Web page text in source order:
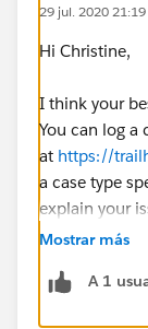
29 jul. 2020 21:19
Hi Christine,
I think your
You can log a
at https://
a case type
explain your
rescheduling
Thanks!
Mostrar más
A 1